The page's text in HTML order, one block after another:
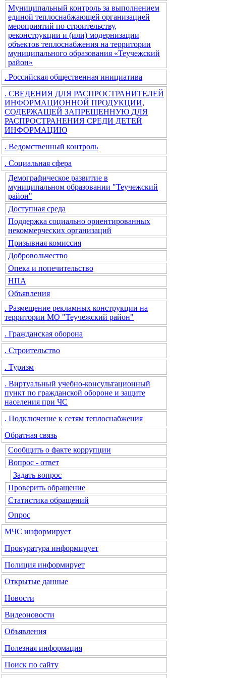
Муниципальный контроль за выполнением
единой теплоснабжающей организацией
мероприятий по строительству,
реконструкции и (или) модернизации
объектов теплоснабжения на территории
муниципального образования «Теучежский
район»
. Российская общественная инициатива
. СВЕДЕНИЯ ДЛЯ РАСПРОСТРАНИТЕЛЕЙ
ИНФОРМАЦИОННОЙ ПРОДУКЦИИ,
СОДЕРЖАЩЕЙ ЗАПРЕЩЕННУЮ ДЛЯ
РАСПРОСТРАНЕНИЯ СРЕДИ ДЕТЕЙ
ИНФОРМАЦИЮ
. Ведомственный контроль
. Социальная сфера
Демографическое развитие в
муниципальном образовании "Теучежский
район"
Доступная среда
Поддержка социально ориентированных
некоммерческих организаций
Призывная комиссия
Добровольчество
Опека и попечительство
НПА
Объявления
. Размещение рекламных конструкции на
территории МО "Теучежский район"
. Гражданская оборона
. Строительство
. Туризм
. Виртуальный учебно-консультационный
пункт по гражданской обороне и защите
населения при ЧС
. Подключение к сетям теплоснабжения
Обратная связь
Сообщить о факте коррупции
Вопрос - ответ
Задать вопрос
Проверить обращение
Статистика обращений
Опрос
МЧС информирует
Прокуратура информирует
Полиция информирует
Открытые данные
Новости
Видеоновости
Объявления
Полезная информация
Поиск по сайту